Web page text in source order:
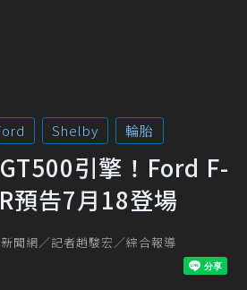
Shelby 輪胎
引擎！Ford F-
預告7月18登場
聞網／記者趙駿宏／綜合報導